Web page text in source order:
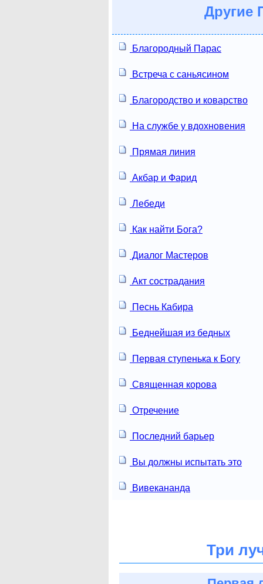
Другие
Благородный Парас
Встреча с саньясином
Благородство и коварство
На службе у вдохновения
Прямая линия
Акбар и Фарид
Лебеди
Как найти Бога?
Диалог Мастеров
Акт сострадания
Песнь Кабира
Беднейшая из бедных
Первая ступенька к Богу
Священная корова
Отречение
Последний барьер
Вы должны испытать это
Вивекананда
Три